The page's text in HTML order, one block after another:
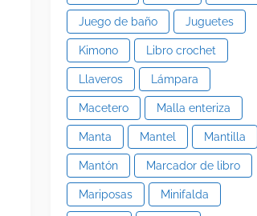
Juego de baño Juguetes
Kimono Libro crochet
Llaveros Lámpara
Macetero Malla enteriza
Manta Mantel Mantilla
Mantón Marcador de libro
Mariposas Minifalda